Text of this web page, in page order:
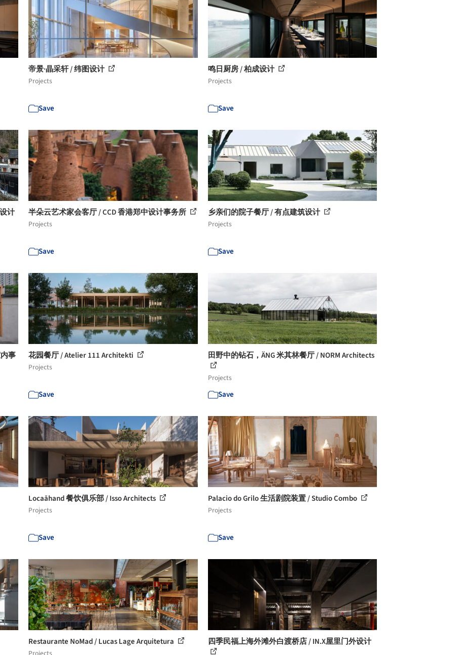
帝景·晶采轩 / 纬图设计
Projects
Save
鸣日厨房 / 柏成设计
Projects
Save
计
半朵云艺术家会客厅 / CCD 香港郑中设计事务所
Projects
Save
乡亲们的院子餐厅 / 有点建筑设计
Projects
Save
事
花园餐厅 / Atelier 111 Architekti
Projects
Save
田野中的钻石，ÄNG 米其林餐厅 / NORM Architects
Projects
Save
Locaāhand 餐饮俱乐部 / Isso Architects
Projects
Save
Palacio do Grilo 生活剧院装置 / Studio Combo
Projects
Save
Restaurante NoMad / Lucas Lage Arquitetura 四季民福上海外滩外白渡桥店 / IN.X屋里门外设计